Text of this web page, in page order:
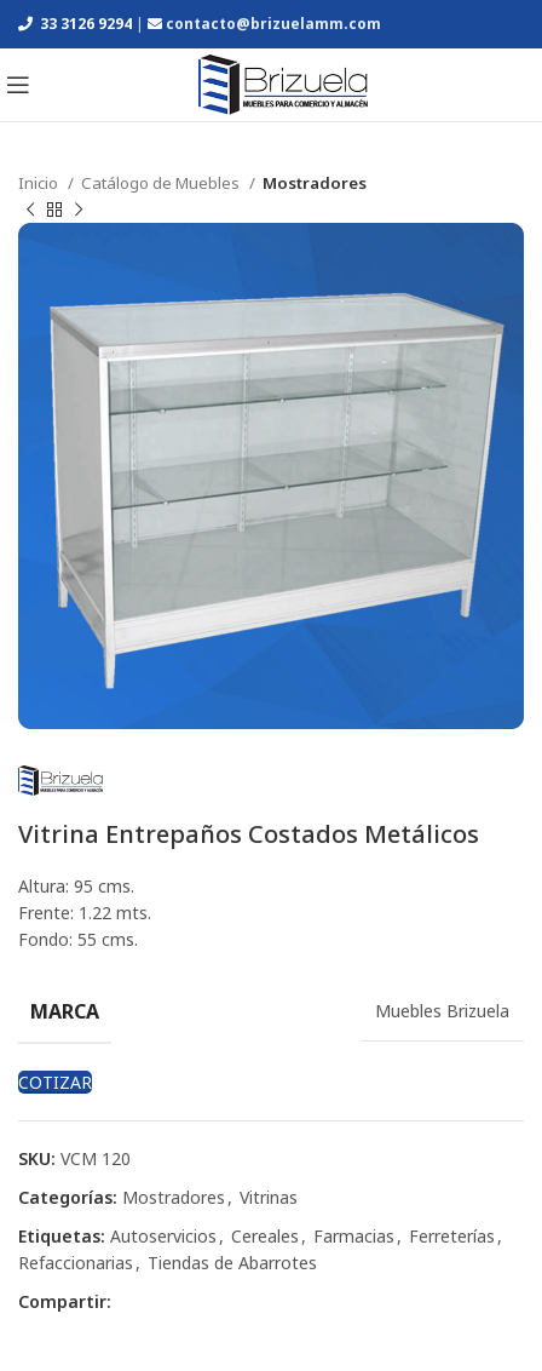
33 3126 9294 | contacto@brizuelamm.com
Inicio Catálogo de Muebles Mostradores
Vitrina Entrepaños Costados Metálicos
Altura: 95 cms.
Frente: 1.22 mts.
Fondo: 55 cms.
MARCA Muebles Brizuela
COTIZAR
SKU: VCM 120
Categorías: Mostradores , Vitrinas
Etiquetas: Autoservicios , Cereales , Farmacias , Ferreterías ,
Refaccionarias , Tiendas de Abarrotes
Compartir: